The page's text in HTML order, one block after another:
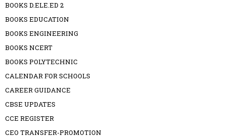
BOOKS D.ELE.ED 2
BOOKS EDUCATION
BOOKS ENGINEERING
BOOKS NCERT
BOOKS POLYTECHNIC
CALENDAR FOR SCHOOLS
CAREER GUIDANCE
CBSE UPDATES
CCE REGISTER
CEO TRANSFER-PROMOTION